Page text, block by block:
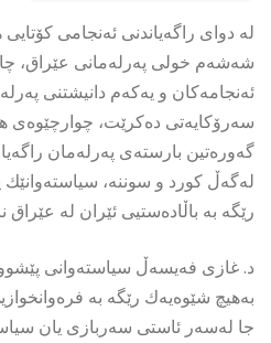
شەشەم خولی پەرلەمانی عێراق،
ئەنجامەكان و یەكەم دانیشتنی
سەرۆكایەتی دەكرێت، چوارچێوەی
گەورەتین بارستەی پەرلەمان
لەگەڵ كورد و سوننە، سیاستەوانێك
رێگە بە باڵادەستیی ئێران لە عێراق
د. غازی فەیسەڵ سیاستەوانی پێشوو
بەهیچ شێوەیەك رێگە بە
جا لەسەر ئاستی سەربازی یان